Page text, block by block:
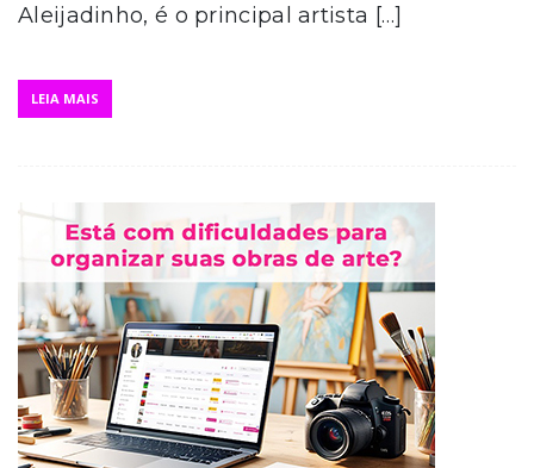
Aleijadinho, é o principal artista […]
LEIA MAIS